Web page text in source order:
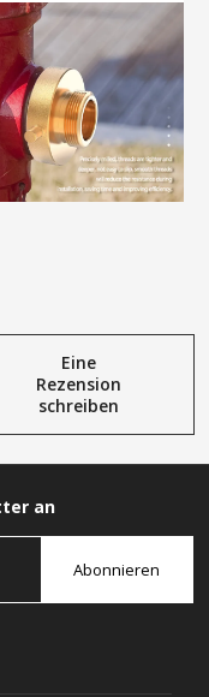
Eine
Rezension
schreiben
an
Abonnieren